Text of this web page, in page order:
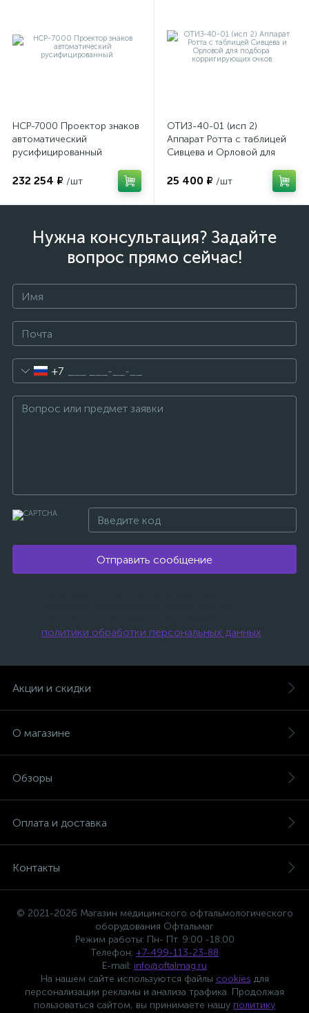
НСР-7000 Проектор знаков
автоматический
русифицированный
232 254 ₽ /шт
ОТИЗ-40-01 (исп 2)
Аппарат Ротта с таблицей
Сивцева и Орловой для
очков
25 400 ₽ /шт
Нужна консультация? Задайте
вопрос прямо сейчас!
+7
Отправить сообщение
политики обработки персональных данных
Акции и скидки
О магазине
Обзоры
Оплата и доставка
Контакты
© 2021-2026 Магазин медицинского офтальмологического
оборудования Офтальмаг
Режим работы: Пн- Пт. 9:00 -18:00
Телефон: +7-499-113-23-88
E-mail: info@oftalmag.ru
На нашем сайте используются файлы cookies для
персонализации рекламы и анализа трафика. Продолжая
пользоваться сайтом, вы принимаете нашу политику